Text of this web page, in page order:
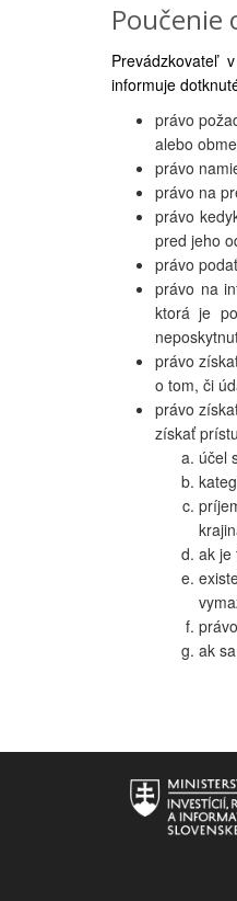
Poučenie
Prevádzkovateľ
informuje
právo
alebo
právo
právo na
právo
pred jeho
právo
právo na
ktorá je
právo
o tom, či
právo
získať
účel
ak je
ak